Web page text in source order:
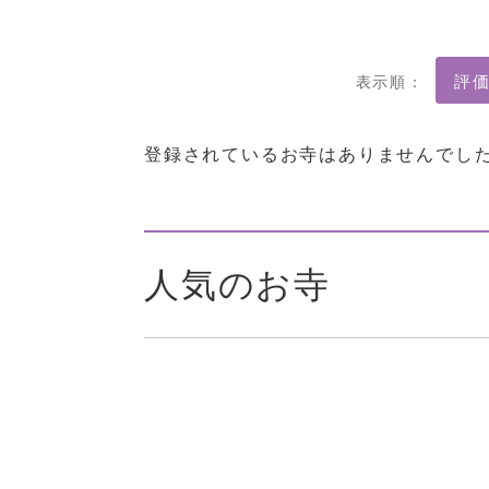
表示順：
登録されているお寺はありませんでし
人気のお寺